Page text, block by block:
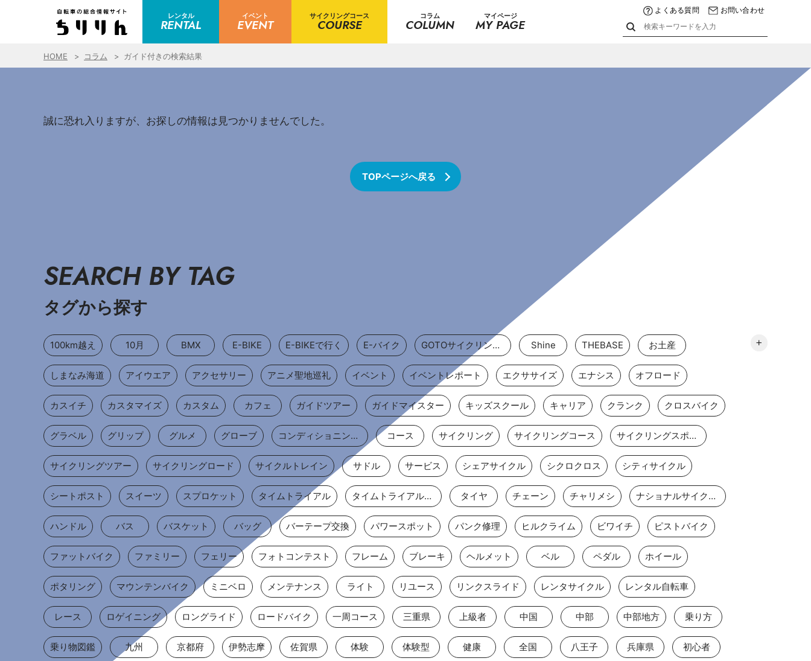
レンタル
RENTAL
イベント
EVENT
サイクリングコース
COURSE
コラム
COLUMN
マイページ
MY PAGE
よくある質問 お問い合わせ
HOME コラム ガイド付きの検索結果
誠に恐れ入りますが、お探しの情報は見つかりませんでした。
TOPページへ戻る
SEARCH BY TAG
タグから探す
100km越え 10月 BMX E-BIKE E-BIKEで行く E-バイク GOTOサイクリングスポット Shine THEBASE お土産
しまなみ海道 アイウエア アクセサリー アニメ聖地巡礼 イベント イベントレポート エクササイズ エナシス オフロード
カスイチ カスタマイズ カスタム カフェ ガイドツアー ガイドマイスター キッズスクール キャリア クランク クロスバイク
グラベル グリップ グルメ グローブ コンディショニングストレッチ コース サイクリング サイクリングコース サイクリングスポット
サイクリングツアー サイクリングロード サイクルトレイン サドル サービス シェアサイクル シクロクロス シティサイクル
シートポスト スイーツ スプロケット タイムトライアル タイムトライアルバイク タイヤ チェーン チャリメシ ナショナルサイクルルート
ハンドル バス バスケット バッグ バーテープ交換 パワースポット パンク修理 ヒルクライム ビワイチ ピストバイク
ファットバイク ファミリー フェリー フォトコンテスト フレーム ブレーキ ヘルメット ベル ペダル ホイール
ポタリング マウンテンバイク ミニベロ メンテナンス ライト リユース リンクスライド レンタサイクル レンタル自転車
レース ロゲイニング ロングライド ロードバイク 一周コース 三重県 上級者 中国 中部 中部地方 乗り方
乗り物図鑑 九州 京都府 伊勢志摩 佐賀県 体験 体験型 健康 全国 八王子 兵庫県 初心者